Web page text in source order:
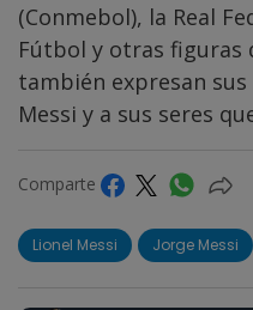
(Conmebol), la Real
Fútbol y otras
también expresan
Messi y a sus seres
Comparte
Lionel Messi Jorge Messi